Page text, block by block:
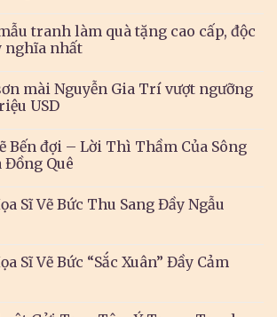
tranh làm quà tặng cao cấp, độc
nghĩa nhất
mài Nguyễn Gia Trí vượt ngưỡng
USD
Bến đợi – Lời Thì Thầm Của Sông
Đồng Quê
Sĩ Vẽ Bức Thu Sang Đầy Ngẫu
Sĩ Vẽ Bức “Sắc Xuân” Đầy Cảm